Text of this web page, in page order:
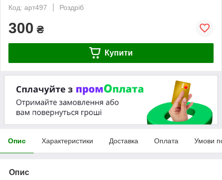
Код: арт497
Роздріб
300 ₴
Купити
Опис Характеристики Доставка Оплата Умови
Опис